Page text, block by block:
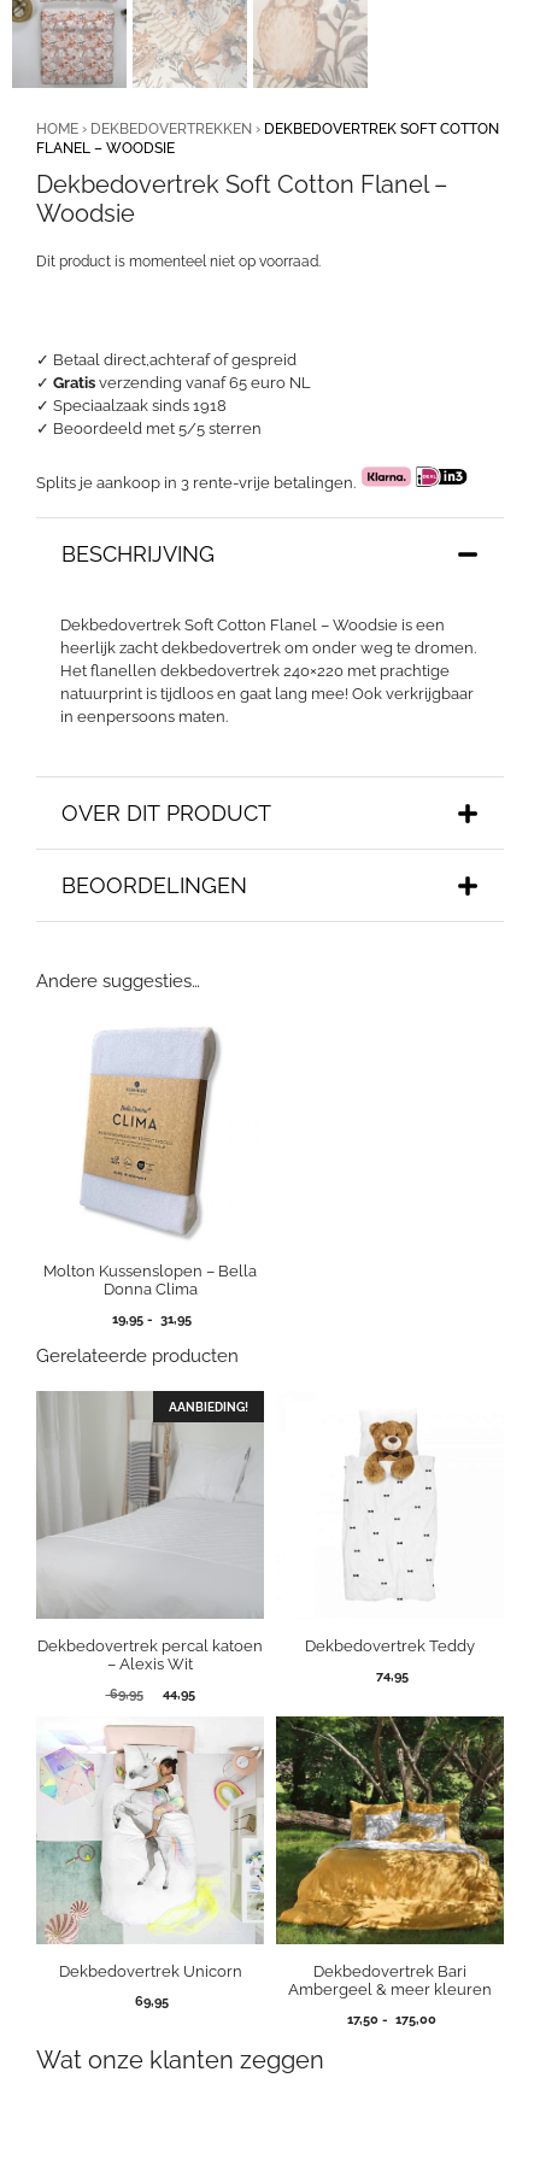
✓ Betaal direct,achteraf of gespreid
✓ Gratis verzending vanaf 65 euro NL
✓ Speciaalzaak sinds 1918
✓ Beoordeeld met 5/5 sterren
Splits je aankoop in 3 rente-vrije betalingen.
HOME › DEKBEDOVERTREKKEN › DEKBEDOVERTREK SOFT COTTON
FLANEL – WOODSIE
Dekbedovertrek Soft Cotton Flanel –
Woodsie
BESCHRIJVING
Dekbedovertrek Soft Cotton Flanel – Woodsie is een
heerlijk zacht dekbedovertrek om onder weg te dromen.
Het flanellen dekbedovertrek 240×220 met prachtige
natuurprint is tijdloos en gaat lang mee! Ook verkrijgbaar
in eenpersoons maten.
OVER DIT PRODUCT
BEOORDELINGEN
Dit product is momenteel niet op voorraad.
Andere suggesties…
Molton Kussenslopen – Bella
Donna Clima
19,95 - 31,95Prijsklasse:
tot
Gerelateerde producten
AANBIEDING!
Dekbedovertrek percal katoen
– Alexis Wit
69,95
Oorspronkelijke
was:
69,95.
44,95Huidige
is:
44,95.
Dekbedovertrek Teddy
74,95
Dekbedovertrek Unicorn
69,95
Dekbedovertrek Bari
Ambergeel & meer kleuren
17,50 - 175,00Prijsklasse:
Wat onze klanten zeggen